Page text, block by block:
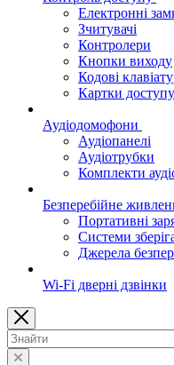
Електронні
Зчитувачі
Контролери
Кнопки виходу
Кодові
Картки
Аудіодомофони
Аудіопанелі
Аудіотрубки
Комплекти
Безперебійне
Портативні
Системи
Джерела
Wi-Fi дверні дзвінки